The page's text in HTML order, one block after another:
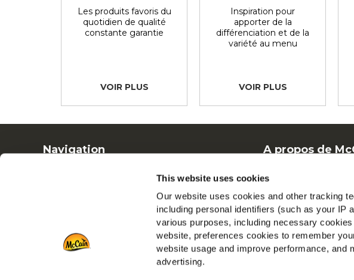
This website uses cookies
Our website uses cookies and other tracking
including personal identifiers (such as your IP
various purposes, including necessary
website, preferences cookies to remember
website usage and improve performance, and
advertising.
Les produits favoris du
quotidien de qualité
constante garantie
VOIR PLUS
Inspiration pour
apporter de la
différenciation et de la
variété au menu
VOIR PLUS
Navigation
Téléchargements
Nous contacter
A propos de
FAQ